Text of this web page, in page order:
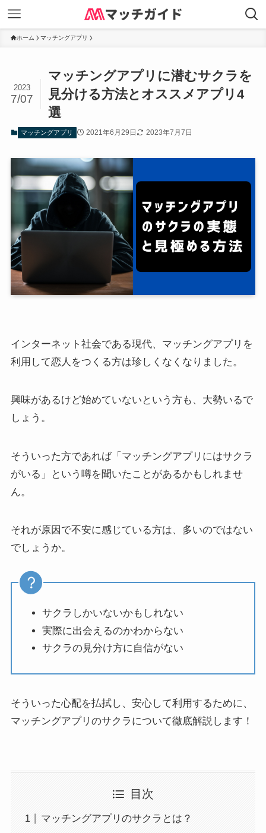
ホーム マッチングアプリ
マッチングアプリに潜むサクラを
見分ける方法とオススメアプリ4
選
2023
7/07
マッチングアプリ 2021年6月29日 2023年7月7日
インターネット社会である現代、マッチングアプリを
利用して恋人をつくる方は珍しくなくなりました。
興味があるけど始めていないという方も、大勢いるで
しょう。
そういった方であれば「マッチングアプリにはサクラ
がいる」という噂を聞いたことがあるかもしれませ
ん。
それが原因で不安に感じている方は、多いのではない
でしょうか。
サクラしかいないかもしれない
実際に出会えるのかわからない
サクラの見分け方に自信がない
そういった心配を払拭し、安心して利用するために、
マッチングアプリのサクラについて徹底解説します！
目次
マッチングアプリのサクラとは？